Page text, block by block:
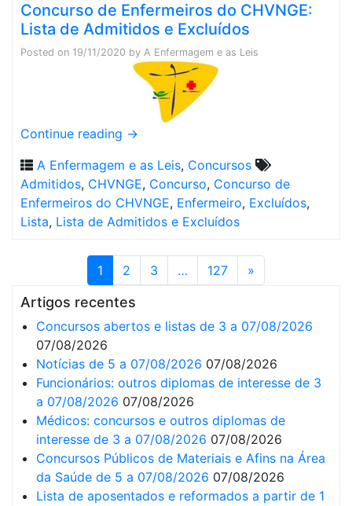
Concurso de Enfermeiros do CHVNGE:
Lista de Admitidos e Excluídos
Posted on 19/11/2020 by A Enfermagem e as Leis
Continue reading →
A Enfermagem e as Leis, Concursos
Admitidos, CHVNGE, Concurso, Concurso de
Enfermeiros do CHVNGE, Enfermeiro, Excluídos,
Lista, Lista de Admitidos e Excluídos
1 2 3 … 127 »
Artigos recentes
Concursos abertos e listas de 3 a 07/08/2026
07/08/2026
Notícias de 5 a 07/08/2026 07/08/2026
Funcionários: outros diplomas de interesse de 3
a 07/08/2026 07/08/2026
Médicos: concursos e outros diplomas de
interesse de 3 a 07/08/2026 07/08/2026
Concursos Públicos de Materiais e Afins na Área
da Saúde de 5 a 07/08/2026 07/08/2026
Lista de aposentados e reformados a partir de 1